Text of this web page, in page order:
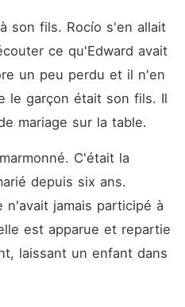
son fils. Rocío s'en allait
ce qu'Edward avait
un peu perdu et il n'en
le garçon était son fils. Il
mariage sur la table.
C'était la
depuis six ans.
n'avait jamais participé à
est apparue et repartie
laissant un enfant dans